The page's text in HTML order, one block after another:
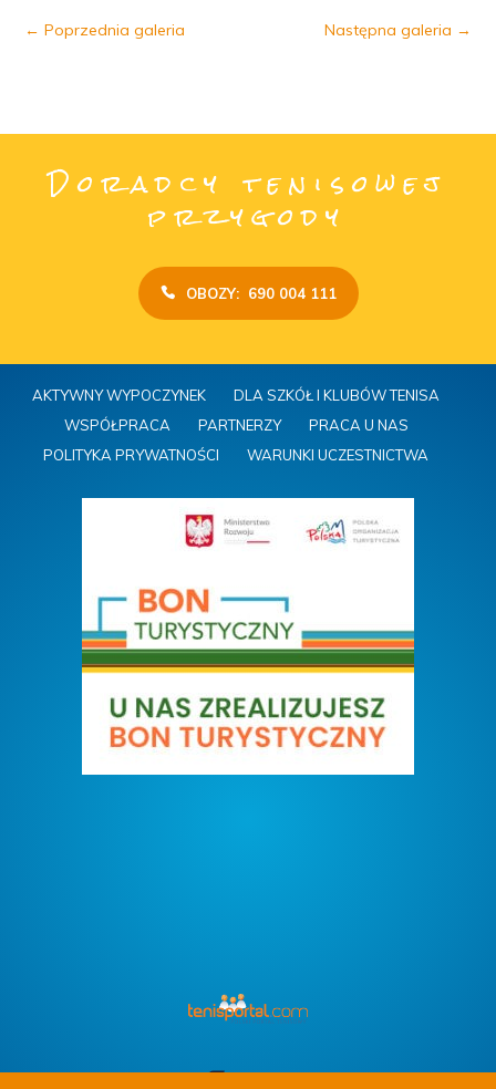
←Poprzednia galeria Następna galeria →
Doradcy tenisowej
przygody
OBOZY: 690 004 111
AKTYWNY WYPOCZYNEK
DLA SZKÓŁ I KLUBÓW TENISA
WSPÓŁPRACA
PARTNERZY
PRACA U NAS
POLITYKA PRYWATNOŚCI
WARUNKI UCZESTNICTWA